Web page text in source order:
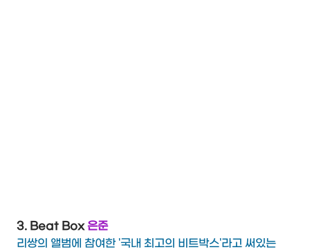
3. Beat Box은준
리쌍의 앨범에 참여한 '국내 최고의 비트박스'라고 써있는